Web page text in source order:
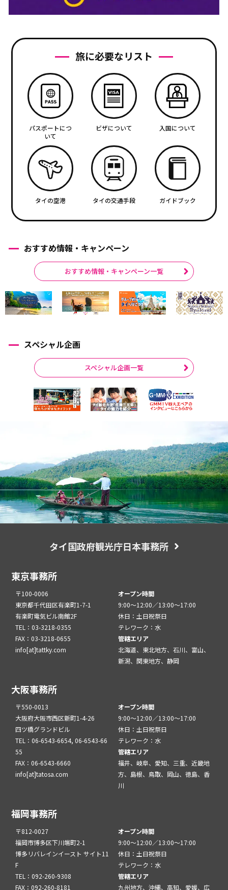
旅に必要なリスト
パスポートにつ
いて
ビザについて 入国について
タイの空港 タイの交通手段 ガイドブック
おすすめ情報・キャンペーン
おすすめ情報・キャンペーン一覧
スペシャル企画
スペシャル企画一覧
タイ国政府観光庁日本事務所
東京事務所
〒100-0006
東京都千代田区有楽町1-7-1
有楽町電気ビル南館2F
TEL：03-3218-0355
FAX：03-3218-0655
info[at]tattky.com
オープン時間
9:00～12:00／13:00～17:00
休日：土日祝祭日
テレワーク：水
管轄エリア
北海道、東北地方、石川、富山、
新潟、関東地方、静岡
大阪事務所
〒550-0013
大阪府大阪市西区新町1-4-26
四ツ橋グランドビル
TEL：06-6543-6654, 06-6543-66
55
FAX：06-6543-6660
info[at]tatosa.com
オープン時間
9:00～12:00／13:00～17:00
休日：土日祝祭日
テレワーク：水
管轄エリア
福井、岐阜、愛知、三重、近畿地
方、島根、鳥取、岡山、徳島、香
川
福岡事務所
〒812-0027
福岡市博多区下川端町2-1
博多リバレインイースト サイト11
F
TEL：092-260-9308
FAX：092-260-8181
オープン時間
9:00～12:00／13:00～17:00
休日：土日祝祭日
テレワーク：水
管轄エリア
九州地方、沖縄、高知、愛媛、広